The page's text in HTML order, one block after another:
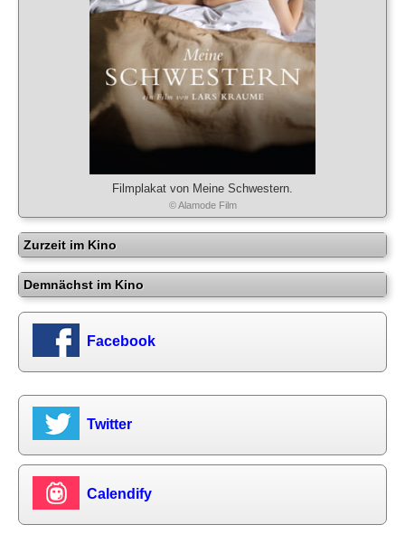
Filmplakat von Meine Schwestern.
© Alamode Film
Zurzeit im Kino
Demnächst im Kino
Facebook
Twitter
Calendify